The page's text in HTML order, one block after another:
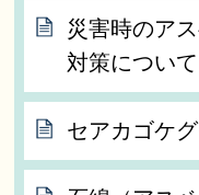
災害時のア
対策について
セアカゴケ